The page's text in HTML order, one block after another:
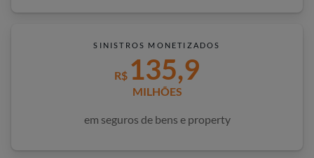
SINISTROS MONETIZADOS
R$ 135,9
MILHÕES
em seguros de bens e property